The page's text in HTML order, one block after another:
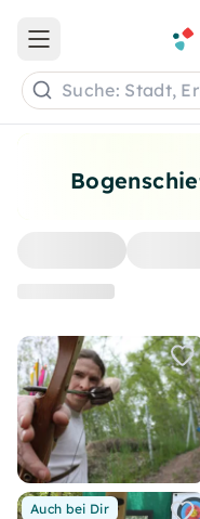
Auch bei Dir
Open main menu
Suche: Stadt,